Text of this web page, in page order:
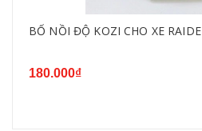
BỐ NỒI ĐỘ KOZI CHO XE
180.000₫